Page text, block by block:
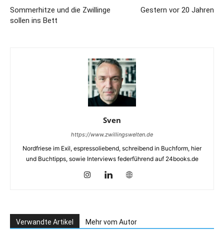
Sommerhitze und die Zwillinge
sollen ins Bett
Gestern vor 20 Jahren
Sven
https://www.zwillingswelten.de
Nordfriese im Exil, espressoliebend, schreibend in Buchform, hier
und Buchtipps, sowie Interviews federführend auf 24books.de
Verwandte Artikel Mehr vom Autor